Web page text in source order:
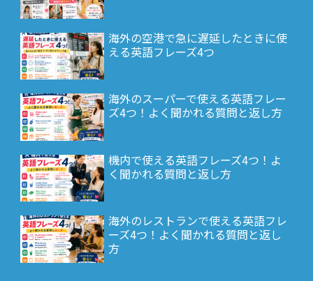
海外の空港で急に遅延したときに使
える英語フレーズ4つ
海外のスーパーで使える英語フレー
ズ4つ！よく聞かれる質問と返し方
機内で使える英語フレーズ4つ！よ
く聞かれる質問と返し方
海外のレストランで使える英語フレ
ーズ4つ！よく聞かれる質問と返し
方